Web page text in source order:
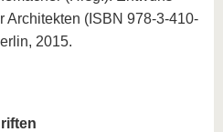
Architekten (ISBN 978-3-410-
2015.